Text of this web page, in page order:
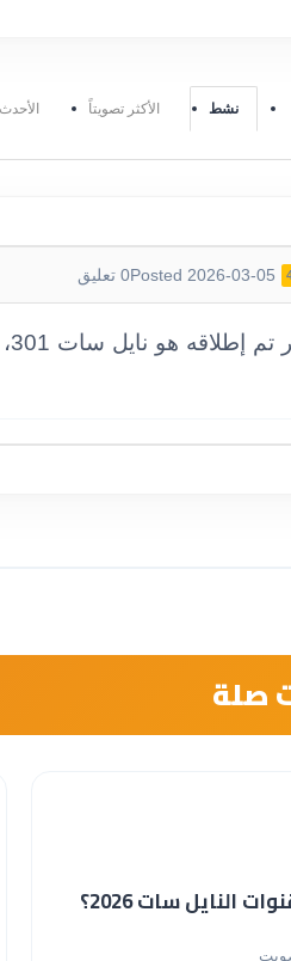
نشط الأكثر تصويتاً الأحدث
Posted 2026-03-05
0 تعليق
سات 301، والذي يهدف لتوفير خدمات بث واتصالات متطورة.
صلة
النايل سات 2026؟